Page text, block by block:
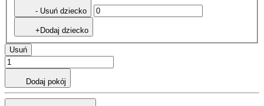
- Usuń dziecko
+Dodaj dziecko
Usuń
Dodaj pokój